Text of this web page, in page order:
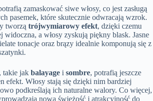
zamaskować siwe włosy, co jest zasługą
pasemek, które skutecznie odwracają wzrok.
tworzą trójwymiarowy efekt, dzięki czemu
widoczna, a włosy zyskują piękny blask. Jasne
tonacje oraz brązy idealnie komponują się z
takie jak balayage i sombre, potrafią jeszcze
efekt. Włosy stają się dzięki nim bardziej
podkreślają ich naturalne walory. Co więcej,
nową świeżość i atrakcyjność do